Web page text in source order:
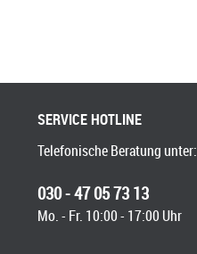
SERVICE HOTLINE
Telefonische Beratung unter:
030 - 47 05 73 13
Mo. - Fr. 10:00 - 17:00 Uhr